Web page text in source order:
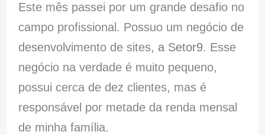
Este mês passei por um grande desafio no
campo profissional. Possuo um negócio de
desenvolvimento de sites, a Setor9. Esse
negócio na verdade é muito pequeno,
possui cerca de dez clientes, mas é
responsável por metade da renda mensal
de minha família.